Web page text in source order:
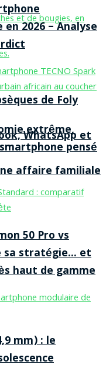
de Foly
WhatsApp et
affaire familiale
2026 – Analyse
extrême,
pensé
50 Pro vs
sa stratégie… et
haut de gamme
mm) : le